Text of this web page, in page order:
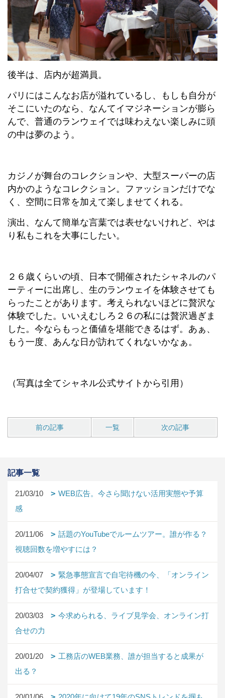
後半は、店内が超満員。
パリにはこんなお店が溢れているし、もしも自分が
そこにいたのなら、なんてイマジネーションが膨ら
んで、普通のランウェイでは味わえない楽しみに頭
の中は夢のよう。
カジノが舞台のコレクションや、大型スーパーの店
内かのようなコレクション。ファッションだけでな
く、空間に日常を加えて楽しませてくれる。
演出、なんて簡単な言葉では表せないけれど、やは
り私もこれを大事にしたい。
２６歳くらいの頃、日本で開催されたシャネルのパ
ーティーに出席し、生のランウェイを体験させても
らったことがあります。考えられないほどに贅沢な
体験でした。いいえむしろ２６の私には贅沢過ぎま
した。今ならもっと価値を堪能できるはず。あぁ、
もう一度、あんな日が訪れてくれないかなぁ。
（写真は全てシャネル公式サイトから引用）
前の記事 一覧 次の記事
記事一覧
21/03/10
WEB広告。今さら聞けない活用実態や予算
感
20/11/06
話題のYouTubeでルームツアー。誰が作る？
視聴回数を増やすには？
20/04/07
緊急事態宣言で自宅待機の今、「オンライン
打合せで契約獲得」が登場しています！
20/03/03
今求められる、ライブ見学会、オンライン打
合せの力
20/01/20
工務店のWEB業務、誰が担当すると成果が
出る？